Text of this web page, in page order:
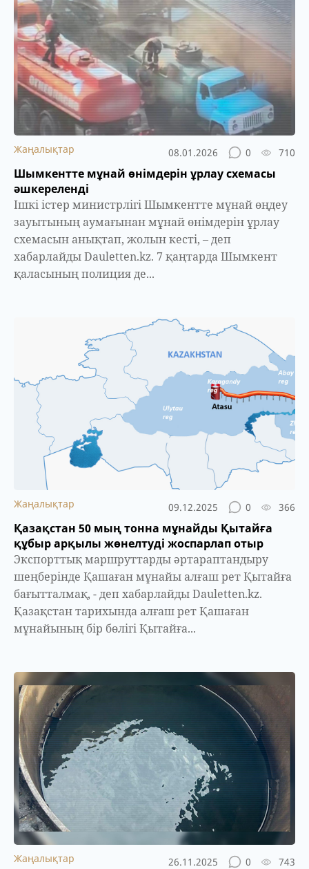
Жаңалықтар 08.01.2026 0 710
Шымкентте мұнай өнімдерін ұрлау схемасы
әшкереленді
Ішкі істер министрлігі Шымкентте мұнай өңдеу
зауытының аумағынан мұнай өнімдерін ұрлау
схемасын анықтап, жолын кесті, – деп
хабарлайды Dauletten.kz. 7 қаңтарда Шымкент
қаласының полиция де...
Жаңалықтар 09.12.2025 0 366
Қазақстан 50 мың тонна мұнайды Қытайға
құбыр арқылы жөнелтуді жоспарлап отыр
Экспорттық маршруттарды әртараптандыру
шеңберінде Қашаған мұнайы алғаш рет Қытайға
бағытталмақ, - деп хабарлайды Dauletten.kz.
Қазақстан тарихында алғаш рет Қашаған
мұнайының бір бөлігі Қытайға...
Жаңалықтар 26.11.2025 0 743